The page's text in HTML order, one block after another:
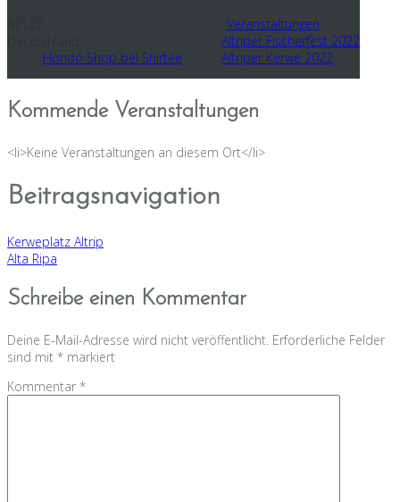
Hondo Shop bei Shirtee
Veranstaltungen
Altriper Fischerfest 2022
Altriper Kerwe 2022
Kommende Veranstaltungen
<li>Keine Veranstaltungen an diesem Ort</li>
Beitragsnavigation
Kerweplatz Altrip
Alta Ripa
Schreibe einen Kommentar
Deine E-Mail-Adresse wird nicht veröffentlicht. Erforderliche Felder
sind mit * markiert
Kommentar *